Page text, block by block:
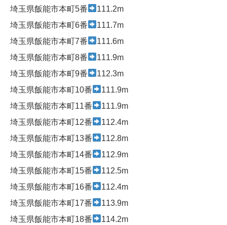
埼玉県飯能市本町5番
111.2m
埼玉県飯能市本町6番
111.7m
埼玉県飯能市本町7番
111.6m
埼玉県飯能市本町8番
111.9m
埼玉県飯能市本町9番
112.3m
埼玉県飯能市本町10番
111.9m
埼玉県飯能市本町11番
111.9m
埼玉県飯能市本町12番
112.4m
埼玉県飯能市本町13番
112.8m
埼玉県飯能市本町14番
112.9m
埼玉県飯能市本町15番
112.5m
埼玉県飯能市本町16番
112.4m
埼玉県飯能市本町17番
113.9m
埼玉県飯能市本町18番
114.2m